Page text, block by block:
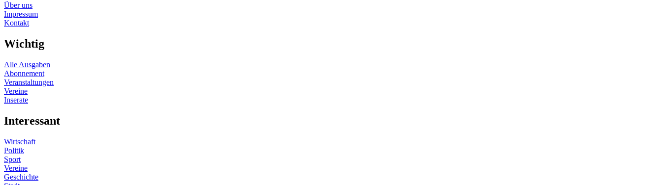
Über uns
Impressum
Kontakt
Wichtig
Alle Ausgaben
Abonnement
Veranstaltungen
Vereine
Inserate
Interessant
Wirtschaft
Politik
Sport
Vereine
Geschichte